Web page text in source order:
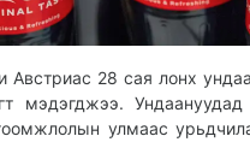
28 сая лонх
мэдэгджээ.
улмаас